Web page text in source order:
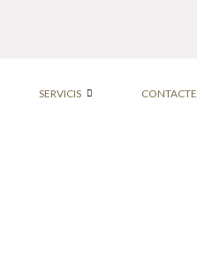
SERVICIS CONTACTE